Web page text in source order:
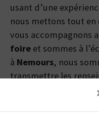
usant d’une
nous mettons tout en
vous accompagnons
foire et sommes à
à Nemours, nous
transmettre les
.
passion et le
notre désir de